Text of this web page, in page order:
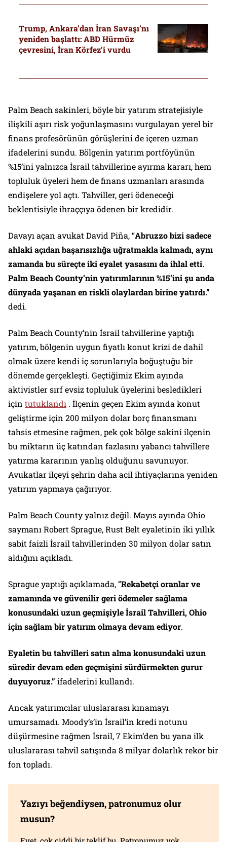
Trump, Ankara’dan İran Savaşı’nı
yeniden başlattı: ABD Hürmüz
çevresini, İran Körfez’i vurdu
Palm Beach sakinleri, böyle bir yatırım stratejisiyle
ilişkili aşırı risk yoğunlaşmasını vurgulayan yerel bir
finans profesörünün görüşlerini de içeren uzman
ifadelerini sundu. Bölgenin yatırım portföyünün
%15’ini yalnızca İsrail tahvillerine ayırma kararı, hem
topluluk üyeleri hem de finans uzmanları arasında
endişelere yol açtı. Tahviller, geri ödeneceği
beklentisiyle ihraççıya ödenen bir kredidir.
Davayı açan avukat David Piña, “Abruzzo bizi sadece
ahlaki açıdan başarısızlığa uğratmakla kalmadı, aynı
zamanda bu süreçte iki eyalet yasasını da ihlal etti.
Palm Beach County’nin yatırımlarının %15’ini şu anda
dünyada yaşanan en riskli olaylardan birine yatırdı.”
dedi.
Palm Beach County’nin İsrail tahvillerine yaptığı
yatırım, bölgenin uygun fiyatlı konut krizi de dahil
olmak üzere kendi iç sorunlarıyla boğuştuğu bir
dönemde gerçekleşti. Geçtiğimiz Ekim ayında
aktivistler sırf evsiz topluluk üyelerini besledikleri
için tutuklandı . İlçenin geçen Ekim ayında konut
geliştirme için 200 milyon dolar borç finansmanı
tahsis etmesine rağmen, pek çok bölge sakini ilçenin
bu miktarın üç katından fazlasını yabancı tahvillere
yatırma kararının yanlış olduğunu savunuyor.
Avukatlar ilçeyi şehrin daha acil ihtiyaçlarına yeniden
yatırım yapmaya çağırıyor.
Palm Beach County yalnız değil. Mayıs ayında Ohio
saymanı Robert Sprague, Rust Belt eyaletinin iki yıllık
sabit faizli İsrail tahvillerinden 30 milyon dolar satın
aldığını açıkladı.
Sprague yaptığı açıklamada,“Rekabetçi oranlar ve
zamanında ve güvenilir geri ödemeler sağlama
konusundaki uzun geçmişiyle İsrail Tahvilleri, Ohio
için sağlam bir yatırım olmaya devam ediyor.
Eyaletin bu tahvilleri satın alma konusundaki uzun
süredir devam eden geçmişini sürdürmekten gurur
duyuyoruz.” ifadelerini kullandı.
Ancak yatırımcılar uluslararası kınamayı
umursamadı. Moody’s’in İsrail’in kredi notunu
düşürmesine rağmen İsrail, 7 Ekim’den bu yana ilk
uluslararası tahvil satışında 8 milyar dolarlık rekor bir
fon topladı.
Yazıyı beğendiysen, patronumuz olur
musun?